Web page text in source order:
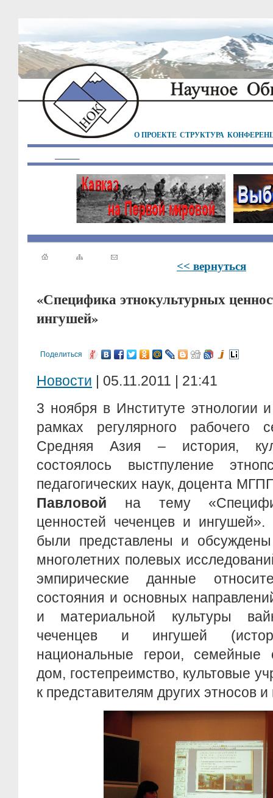
О ПРОЕКТЕ СТРУКТУРА
<< вернуться
«Специфика этнокультурных
ингушей»
Поделиться
Новости | 05.11.2011 | 21:41
3 ноября в Институте этнологии
рамках регулярного рабочего
Средняя Азия – история,
состоялось выстпуление
педагогических наук, доцента
Павловой на тему
ценностей чеченцев и
были представлены и
многолетних полевых
эмпирические данные
состояния и основных
и материальной культуры
чеченцев и ингушей
национальные герои,
дом, гостепреимство, культовые
к представителям других этносов